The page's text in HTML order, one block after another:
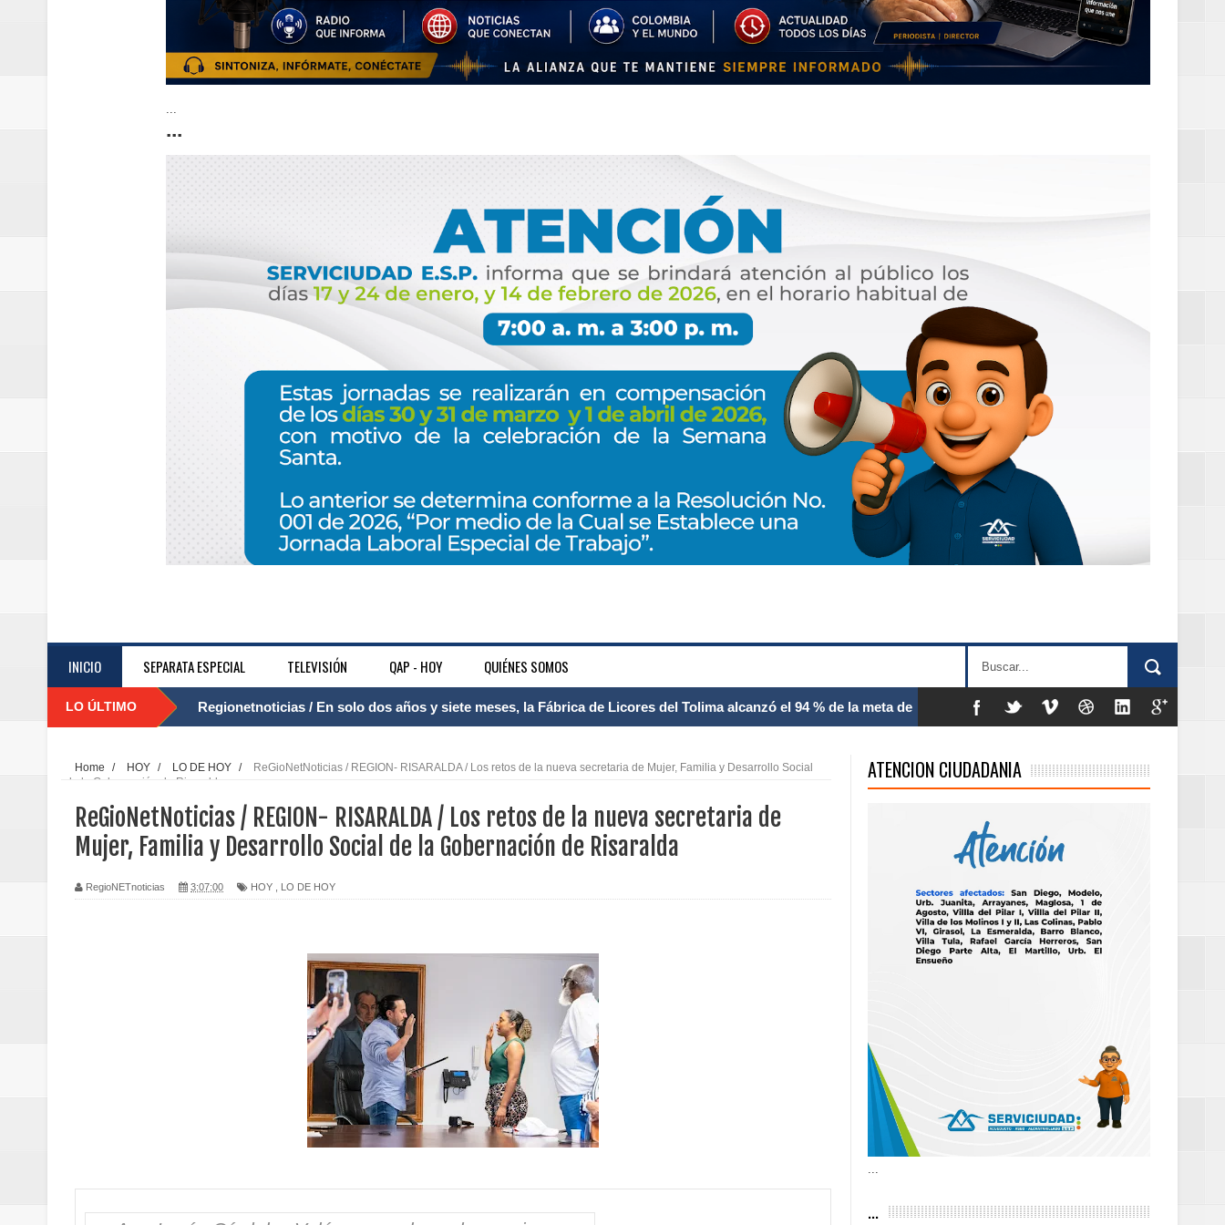
...
...
INICIO SEPARATA ESPECIAL TELEVISIÓN QAP - HOY QUIÉNES SOMOS
LO ÚLTIMO Regionetnoticias / El Aeropuerto Internacional Matecaña fortalece su conectividad con una nueva frecuencia
Regionetnoticias / Caldas fortalece el Mecanismo Articulador Departamental para el abordaje de las violencias
posesión presidencial
Regionetnoticias / La Alcaldía de Pereira continúa renovando espacios comunitarios que llevaban décadas sin
Regionetnoticias / Agua potable transforma la vida de 68 estudiantes rurales en Filadelfia gracias al Gobierno de
Regionetnoticias / Población vulnerable en Tuluá tendrá comedor comunitario gracias al Galardón de la Mujer
Home / HOY / LO DE HOY /
ReGioNetNoticias / REGION- RISARALDA / Los retos de la nueva secretaria de Mujer, Familia y Desarrollo Social
de la Gobernación de Risaralda
ReGioNetNoticias / REGION- RISARALDA / Los retos de la nueva secretaria de
Mujer, Familia y Desarrollo Social de la Gobernación de Risaralda
RegioNETnoticias 3:07:00 HOY LO DE HOY
ATENCION CIUDADANIA
...